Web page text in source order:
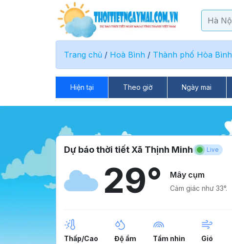
Trang chủ / Hoà Bình / Thành phố Hòa Bình
Hiện tại Theo giờ Ngày mai
Dự báo thời tiết Xã Thịnh Minh Live
29° Mây cụm
Cảm giác như 33°.
Thấp/Cao
Độ ẩm
Tầm nhìn
Gió